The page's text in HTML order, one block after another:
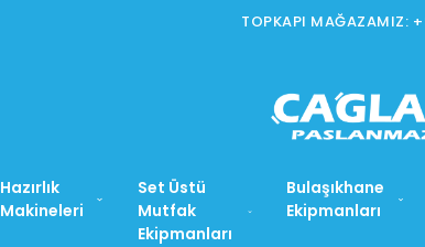
İSTOÇ MAĞAZAMIZ:
Hazırlık
Makineleri
Set Üstü
Mutfak
Ekipmanları
Bulaşıkhane
Ekipmanları